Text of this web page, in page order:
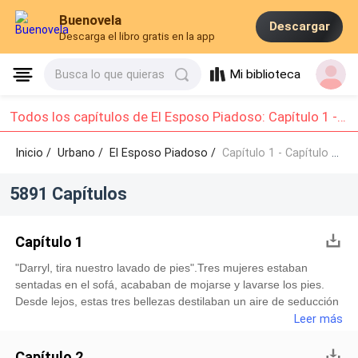
Buenovela
Descarga el libro gratis en la app
Descargar
Busca lo que quieras Mi biblioteca
Todos los capítulos de El Esposo Piadoso: Capítulo 1 - Capítulo 10
Inicio / Urbano/El Esposo Piadoso / Capítulo 1 - Capítulo 10
5891 Capítulos
Capítulo 1
"Darryl, tira nuestro lavado de pies".Tres mujeres estaban
sentadas en el sofá, acababan de mojarse y lavarse los pies.
Desde lejos, estas tres bellezas destilaban un aire de seducción
y clase, cada una con su encanto único. Estas tres mujeres eran
su esposa, Darryl tiró servilmente los cuencos de agua sucia.
Leer más